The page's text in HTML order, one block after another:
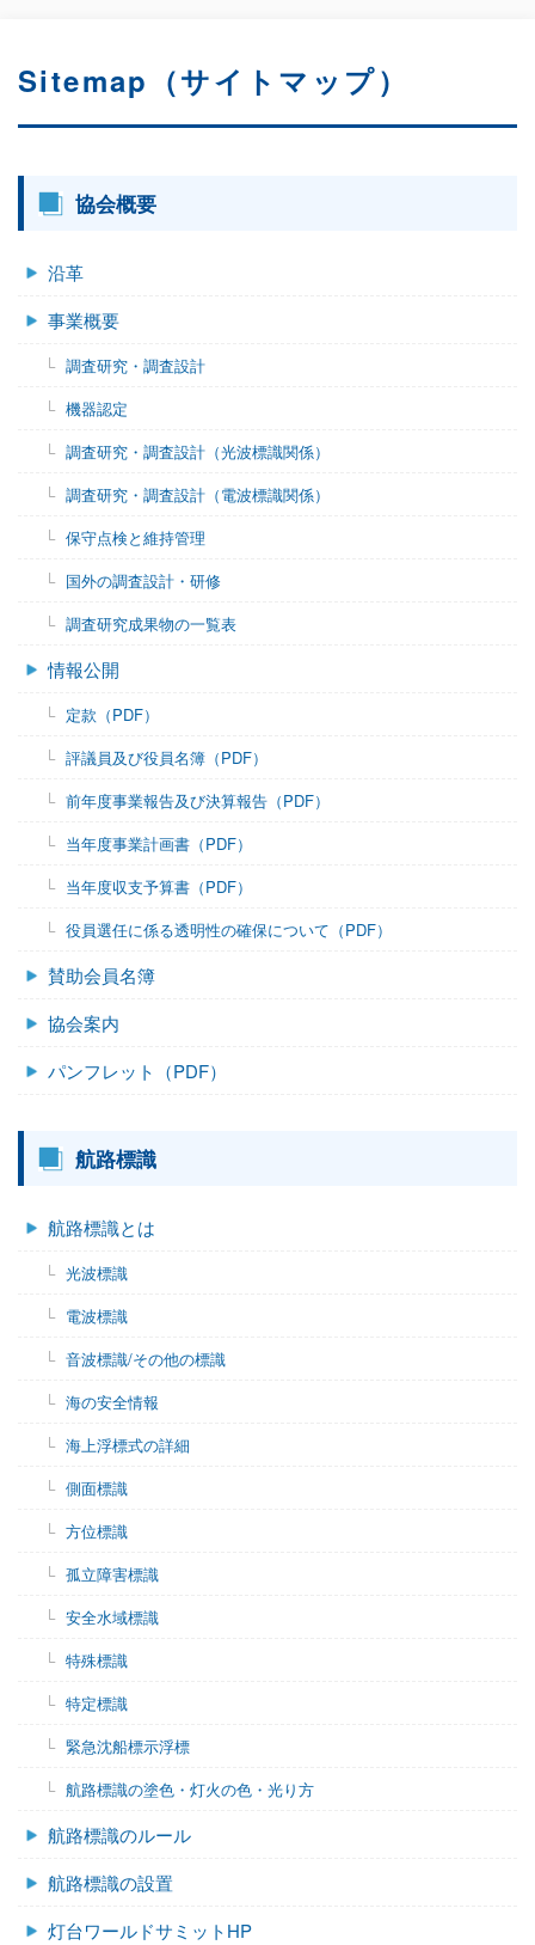
Sitemap（サイトマップ）
協会概要
沿革
事業概要
調査研究・調査設計
機器認定
調査研究・調査設計（光波標識関係）
調査研究・調査設計（電波標識関係）
保守点検と維持管理
国外の調査設計・研修
調査研究成果物の一覧表
情報公開
定款（PDF）
評議員及び役員名簿（PDF）
前年度事業報告及び決算報告（PDF）
当年度事業計画書（PDF）
当年度収支予算書（PDF）
役員選任に係る透明性の確保について（PDF）
賛助会員名簿
協会案内
パンフレット（PDF）
航路標識
航路標識とは
光波標識
電波標識
音波標識/その他の標識
海の安全情報
海上浮標式の詳細
側面標識
方位標識
孤立障害標識
安全水域標識
特殊標識
特定標識
緊急沈船標示浮標
航路標識の塗色・灯火の色・光り方
航路標識のルール
航路標識の設置
灯台ワールドサミットHP